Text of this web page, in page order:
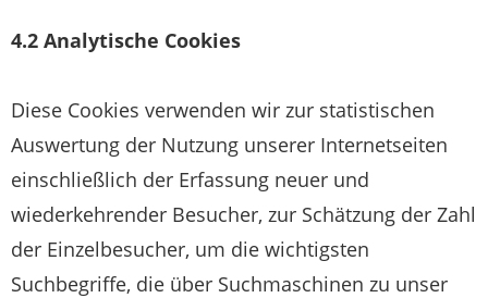
4.2 Analytische Cookies
Diese Cookies verwenden wir zur statistischen
Auswertung der Nutzung unserer Internetseiten
einschließlich der Erfassung neuer und
wiederkehrender Besucher, zur Schätzung der Zahl
der Einzelbesucher, um die wichtigsten
Suchbegriffe, die über Suchmaschinen zu unser